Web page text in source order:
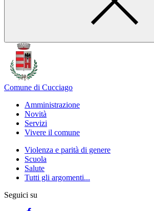
Comune di Cucciago
Amministrazione
Novità
Servizi
Vivere il comune
Violenza e parità di genere
Scuola
Salute
Tutti gli argomenti...
Seguici su